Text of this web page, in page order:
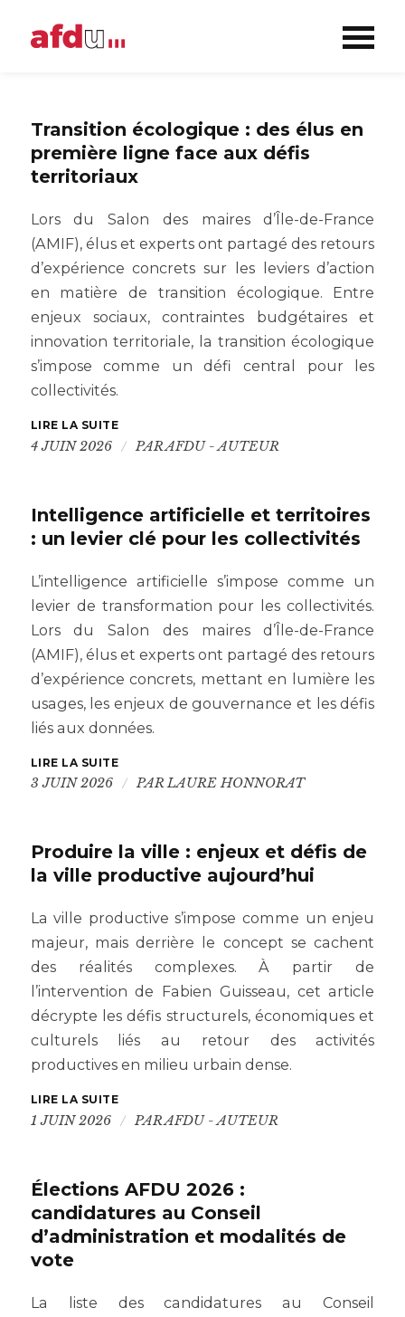
Transition écologique : des élus en
première ligne face aux défis
territoriaux
Lors du Salon des maires d’Île-de-France
(AMIF), élus et experts ont partagé des retours
d’expérience concrets sur les leviers d’action
en matière de transition écologique. Entre
enjeux sociaux, contraintes budgétaires et
innovation territoriale, la transition écologique
s’impose comme un défi central pour les
collectivités.
LIRE LA SUITE
4 JUIN 2026 / PARAFDU - AUTEUR
Intelligence artificielle et territoires
: un levier clé pour les collectivités
L’intelligence artificielle s’impose comme un
levier de transformation pour les collectivités.
Lors du Salon des maires d’Île-de-France
(AMIF), élus et experts ont partagé des retours
d’expérience concrets, mettant en lumière les
usages, les enjeux de gouvernance et les défis
liés aux données.
LIRE LA SUITE
3 JUIN 2026 / PARLAURE HONNORAT
Produire la ville : enjeux et défis de
la ville productive aujourd’hui
La ville productive s’impose comme un enjeu
majeur, mais derrière le concept se cachent
des réalités complexes. À partir de
l’intervention de Fabien Guisseau, cet article
décrypte les défis structurels, économiques et
culturels liés au retour des activités
productives en milieu urbain dense.
LIRE LA SUITE
1 JUIN 2026 / PARAFDU - AUTEUR
Élections AFDU 2026 :
candidatures au Conseil
d’administration et modalités de
vote
La liste des candidatures au Conseil